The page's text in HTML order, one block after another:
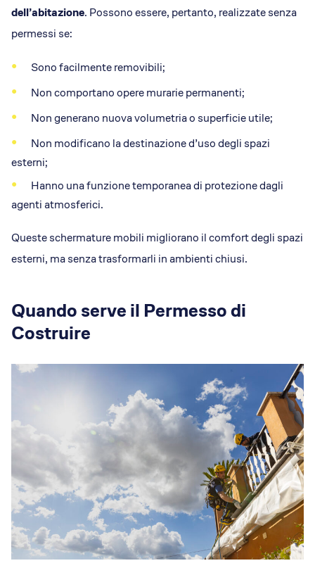
dell’abitazione. Possono essere, pertanto, realizzate senza
permessi se:
Sono facilmente removibili;
Non comportano opere murarie permanenti;
Non generano nuova volumetria o superficie utile;
Non modificano la destinazione d’uso degli spazi
esterni;
Hanno una funzione temporanea di protezione dagli
agenti atmosferici.
Queste schermature mobili migliorano il comfort degli spazi
esterni, ma senza trasformarli in ambienti chiusi.
Quando serve il Permesso di
Costruire